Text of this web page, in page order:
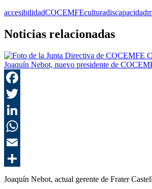
accesibilidadCOCEMFEculturadiscapacidad
Noticias relacionadas
Joaquín Nebot, nuevo presidente de
Joaquín Nebot, actual gerente de Frater